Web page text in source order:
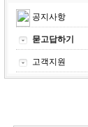
공지사항
묻고답하기
고객지원